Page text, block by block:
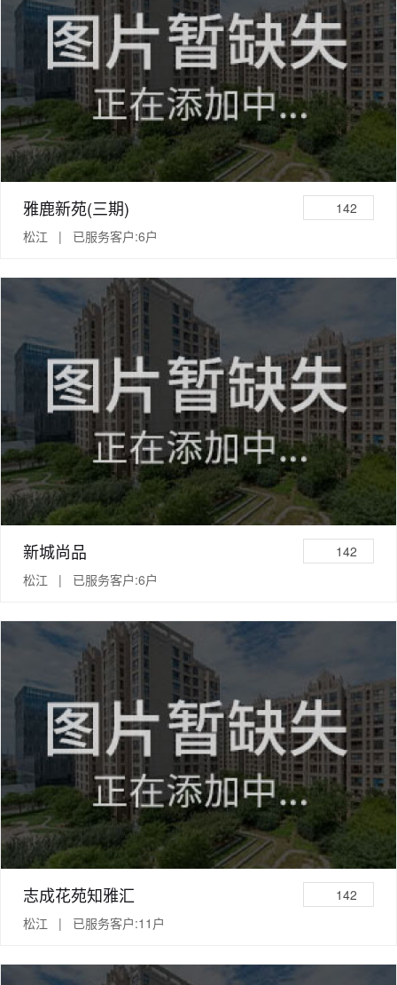
雅鹿新苑(三期)
142
松江 | 已服务客户:6户
新城尚品
142
松江 | 已服务客户:6户
志成花苑知雅汇
142
松江 | 已服务客户:11户